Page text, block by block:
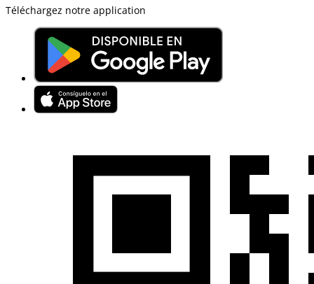
Téléchargez notre application